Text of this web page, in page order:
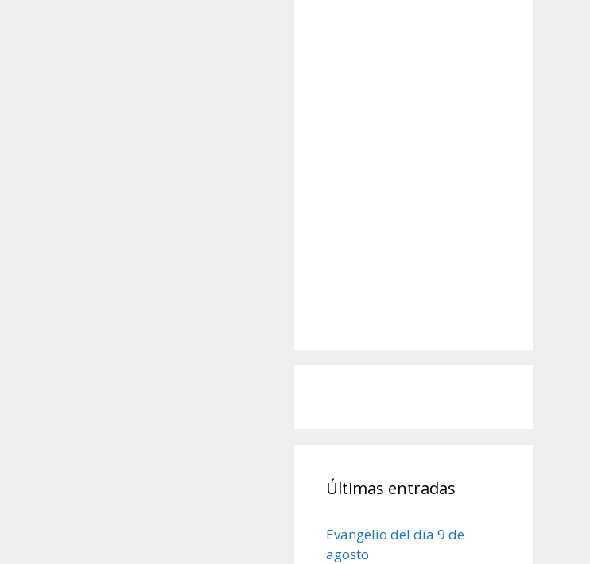
Últimas entradas
Evangelio del día 9 de
agosto